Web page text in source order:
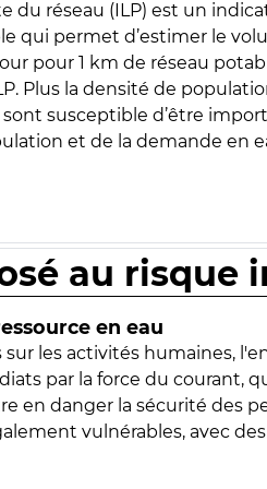
du réseau (ILP) est un
qui permet d’estimer le
pour 1 km de réseau
Plus la densité de
susceptible d’être
et de la demande en
au risque
en eau
les activités humaines,
par la force du courant,
en danger la sécurité des
vulnérables, avec